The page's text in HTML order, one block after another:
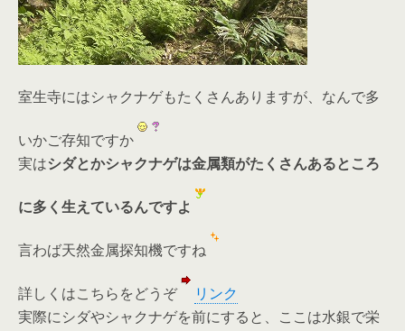
室生寺にはシャクナゲもたくさんありますが、なんで多
いかご存知ですか
実はシダとかシャクナゲは金属類がたくさんあるところ
に多く生えているんですよ
言わば天然金属探知機ですね
詳しくはこちらをどうぞ
リンク
実際にシダやシャクナゲを前にすると、ここは水銀で栄